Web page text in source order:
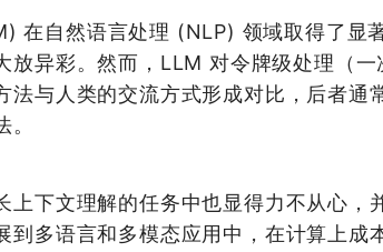
在自然语言处理 (NLP) 领域取得了显
放异彩。然而，LLM 对令牌级处理（
法与人类的交流方式形成对比，后者通
上下文理解的任务中也显得力不从心，
到多语言和多模态应用中，在计算上成